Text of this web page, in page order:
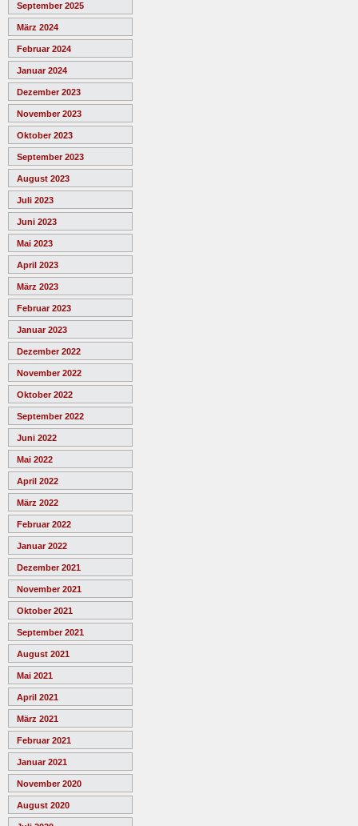
September 2025
März 2024
Februar 2024
Januar 2024
Dezember 2023
November 2023
Oktober 2023
September 2023
August 2023
Juli 2023
Juni 2023
Mai 2023
April 2023
März 2023
Februar 2023
Januar 2023
Dezember 2022
November 2022
Oktober 2022
September 2022
Juni 2022
Mai 2022
April 2022
März 2022
Februar 2022
Januar 2022
Dezember 2021
November 2021
Oktober 2021
September 2021
August 2021
Mai 2021
April 2021
März 2021
Februar 2021
Januar 2021
November 2020
August 2020